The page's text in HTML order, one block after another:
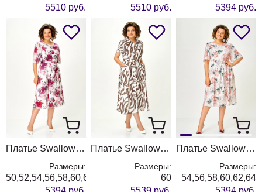
5510 руб.
5510 руб.
5394 руб.
Платье Swallow 827-13 молочный+принт пионы
Размеры:
50,52,54,56,58,60,62,64
Платье Swallow 844-10 молочный+принт разводы
Размеры:
60
Платье Swallow 827-11 молочный+принт пионы
Размеры:
54,56,58,60,62,64